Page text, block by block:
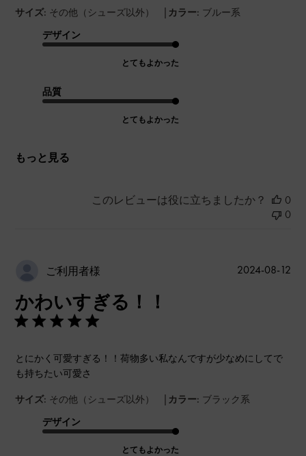
サイズ: その他（シューズ以外） | カラー: ブルー系
デザイン
とてもよかった
品質
とてもよかった
もっと見る
このレビューは役に立ちましたか？
0
0
ご利用者様
かわいすぎる！！
とにかく可愛すぎる！！荷物多い私なんですが少なめにしてで
も持ちたい可愛さ
サイズ: その他（シューズ以外） | カラー: ブラック系
デザイン
とてもよかった
公
2024-08-12